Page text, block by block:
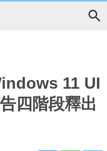
11 UI
四階段釋出